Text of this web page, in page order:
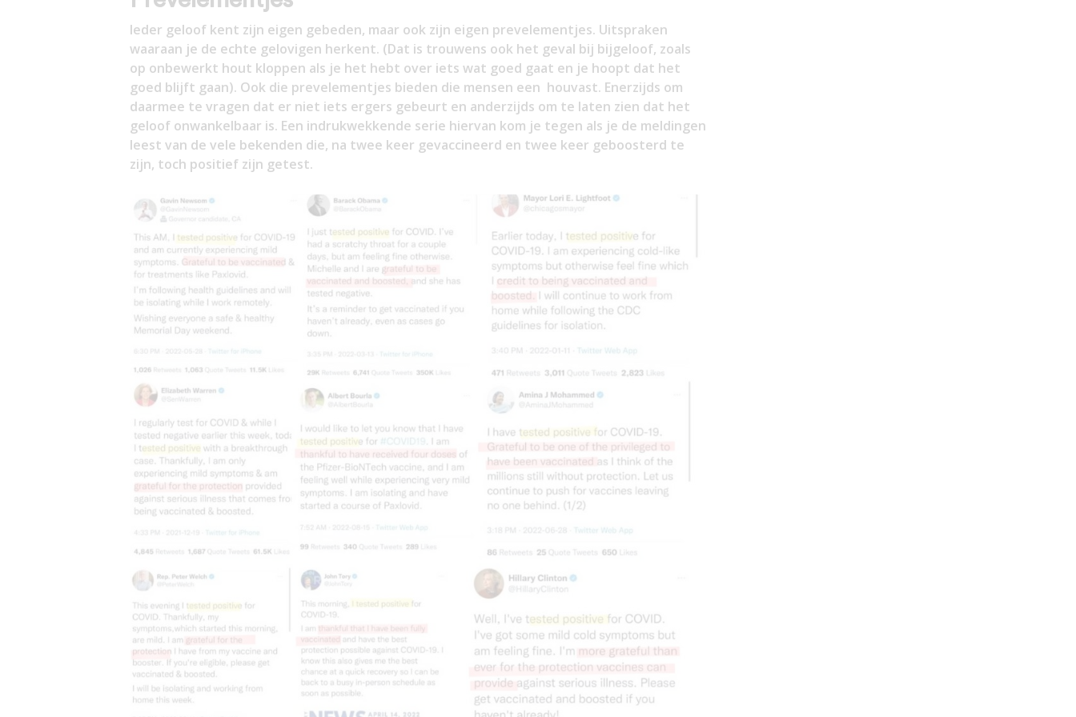
Ieder geloof kent zijn eigen gebeden, maar ook zijn eigen prevelementjes. Uitspraken
waaraan je de echte gelovigen herkent. (Dat is trouwens ook het geval bij bijgeloof, zoals
op onbewerkt hout kloppen als je het hebt over iets wat goed gaat en je hoopt dat het
goed blijft gaan). Ook die prevelementjes bieden die mensen een houvast. Enerzijds om
daarmee te vragen dat er niet iets ergers gebeurt en anderzijds om te laten zien dat het
geloof onwankelbaar is. Een indrukwekkende serie hiervan kom je tegen als je de meldingen
leest van de vele bekenden die, na twee keer gevaccineerd en twee keer geboosterd te
zijn, toch positief zijn getest.